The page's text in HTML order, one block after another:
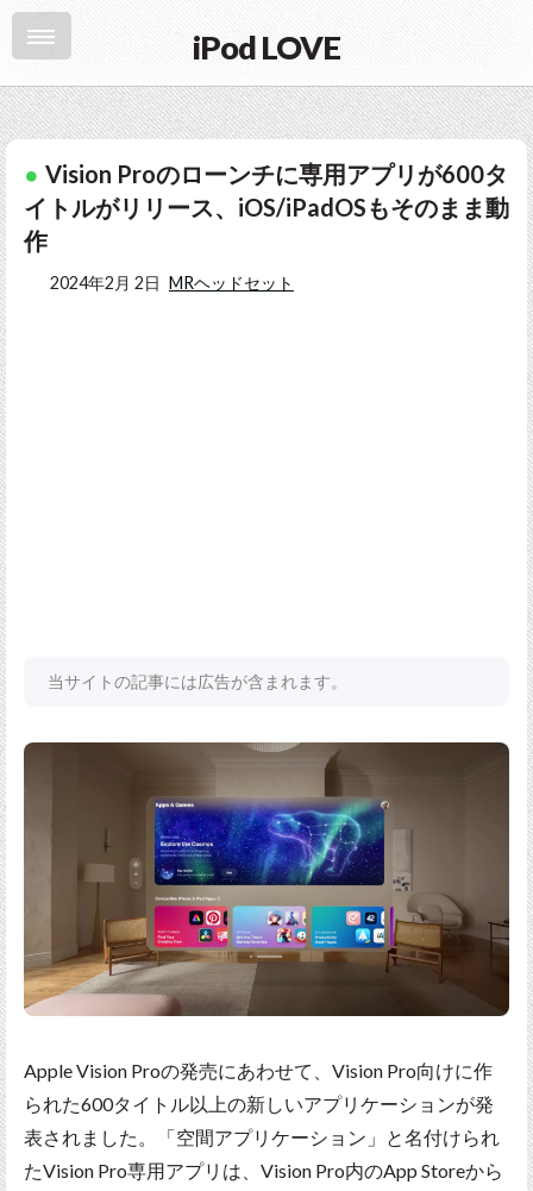
iPod LOVE
Vision Proのローンチに専用アプリが600タ
イトルがリリース、iOS/iPadOSもそのまま動
作
2024年2月 2日 MRヘッドセット
当サイトの記事には広告が含まれます。
Apple Vision Proの発売にあわせて、Vision Pro向けに作
られた600タイトル以上の新しいアプリケーションが発
表されました。「空間アプリケーション」と名付けられ
たVision Pro専用アプリは、Vision Pro内のApp Storeから